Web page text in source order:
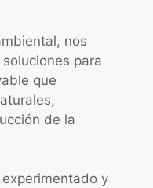
nos
para
que
de la
y